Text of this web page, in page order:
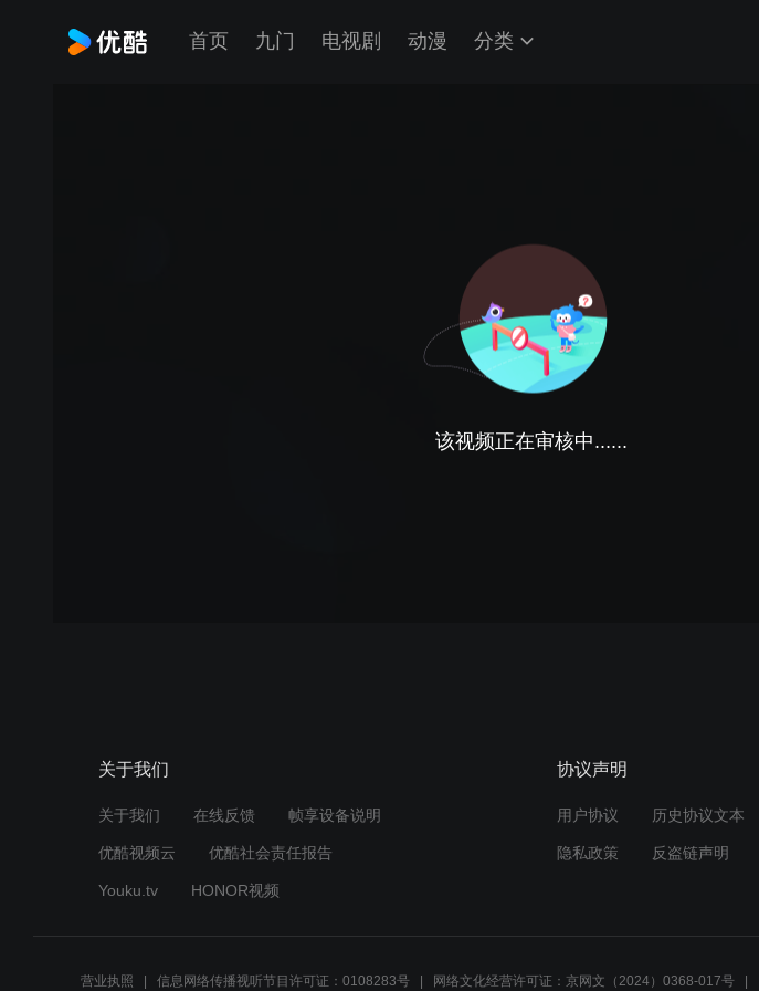
首页 九门 电视剧 动漫 分类
该视频正在审核中......
关于我们
关于我们 在线反馈 帧享设备说明
优酷视频云 优酷社会责任报告
Youku.tv HONOR视频
协议声明
用户协议 历史协议文本
隐私政策 反盗链声明
营业执照 信息网络传播视听节目许可证：0108283号 网络文化经营许可证：京网文（2024）0368-017号